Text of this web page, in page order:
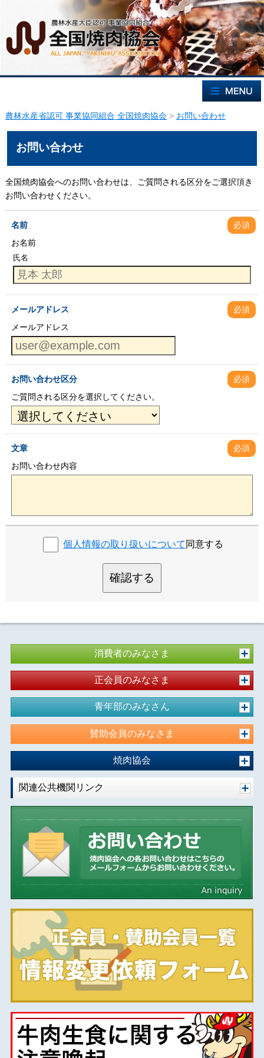
農林水産省認可 事業協同組合 全国焼肉協会 > お問い合わせ
お問い合わせ
全国焼肉協会へのお問い合わせは、ご質問される区分をご選択頂き
お問い合わせください。
名前
必須
お名前
氏名
メールアドレス
必須
メールアドレス
お問い合わせ区分
必須
ご質問される区分を選択してください。
文章
必須
お問い合わせ内容
個人情報の取り扱いについて 同意する
確認する
消費者のみなさま
正会員のみなさま
青年部のみなさん
賛助会員のみなさま
焼肉協会
関連公共機関リンク